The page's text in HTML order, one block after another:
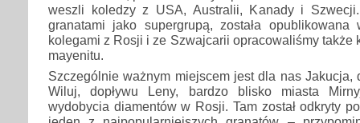
weszli koledzy z USA, Australii, Kanady i
granatami jako supergrupą, została
kolegami z Rosji i ze Szwajcarii opracowaliśmy także
mayenitu.
Szczególnie ważnym miejscem jest dla nas Jakucja,
Wiluj, dopływu Leny, bardzo blisko miasta
wydobycia diamentów w Rosji. Tam został odkryty